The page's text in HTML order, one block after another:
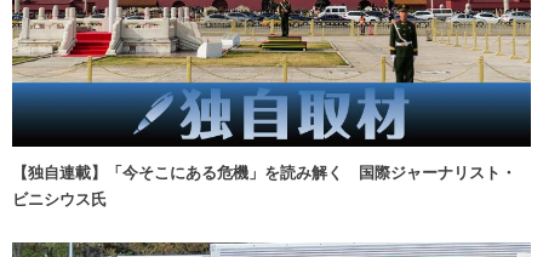
【独自連載】「今そこにある危機」を読み解く 国際ジャーナリスト・
ビニシウス氏